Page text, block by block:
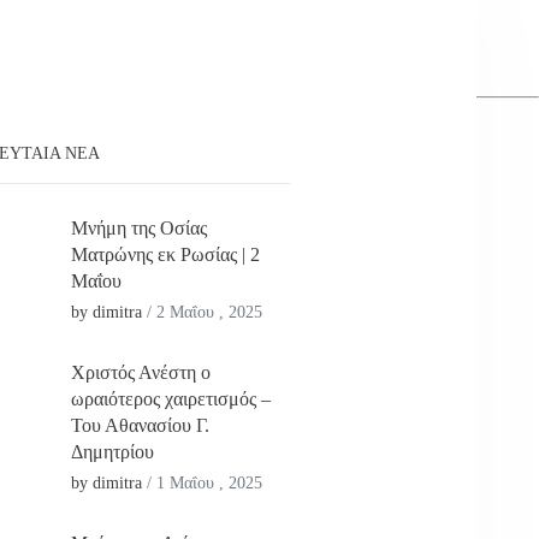
ΝΕΑ
Μνήμη της Οσίας
Ματρώνης εκ Ρωσίας | 2
Μαΐου
by dimitra / 2 Μαΐου , 2025
Χριστός Ανέστη ο
ωραιότερος χαιρετισμός –
Του Αθανασίου Γ.
Δημητρίου
by dimitra / 1 Μαΐου , 2025